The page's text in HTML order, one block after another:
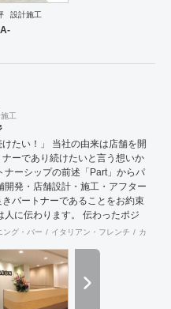
設計施工
工
けたい！」 当社の由来は店舗を開
ーであり続けたいと言う想いか
ナーシップの前述「Part」からパ
開発・店舗設計・施工・アフター
パートナーであることをお約束
人に伝わります。 伝わったポジ
び込んだ幸せが、さらに大きな
さい。 <a
">https://www.partsinc.co.jp/</a>
ング・バー イタリアン・フレンチ カフェ